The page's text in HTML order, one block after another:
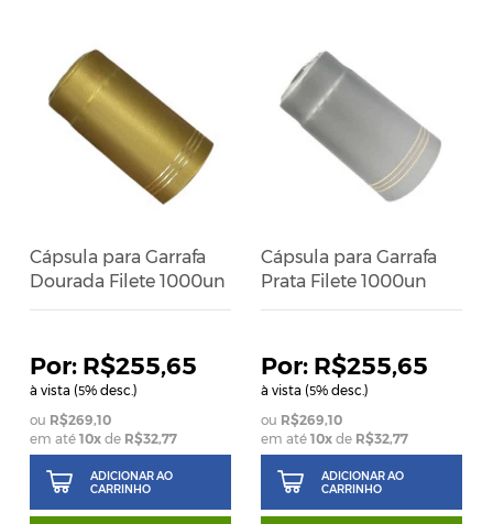
Cápsula para Garrafa
Dourada Filete 1000un
R$255,65
à vista (5% desc.)
R$269,10
em até10x de R$32,77
ADICIONAR AO
CARRINHO
Cápsula para Garrafa
Prata Filete 1000un
R$255,65
à vista (5% desc.)
R$269,10
em até 10xde R$32,77
ADICIONAR AO
CARRINHO